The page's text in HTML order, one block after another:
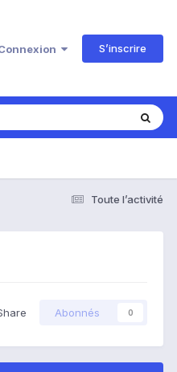
S’inscrire
Toute l’activité
Abonnés 0